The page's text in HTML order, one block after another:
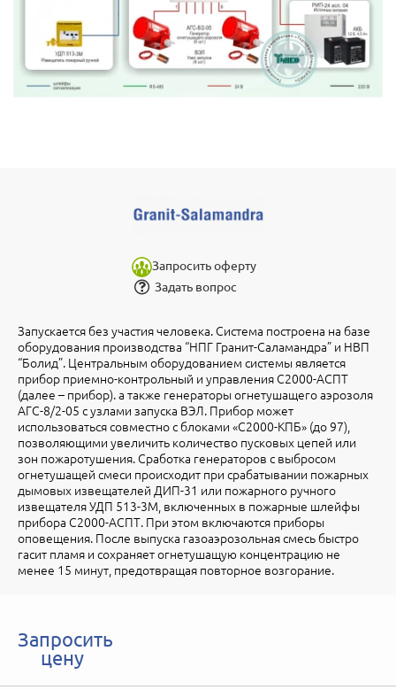
Запросить оферту
Задать вопрос
Запускается без участия человека. Система построена на базе
оборудования производства “НПГ Гранит-Саламандра” и НВП
“Болид”. Центральным оборудованием системы является
прибор приемно-контрольный и управления С2000-АСПТ
(далее – прибор). а также генераторы огнетушащего аэрозоля
АГС-8/2-05 с узлами запуска ВЭЛ. Прибор может
использоваться совместно с блоками «С2000-КПБ» (до 97),
позволяющими увеличить количество пусковых цепей или
зон пожаротушения. Сработка генераторов с выбросом
огнетушащей смеси происходит при срабатывании пожарных
дымовых извещателей ДИП-31 или пожарного ручного
извещателя УДП 513-3М, включенных в пожарные шлейфы
прибора С2000-АСПТ. При этом включаются приборы
оповещения. После выпуска газоаэрозольная смесь быстро
гасит пламя и сохраняет огнетушащую концентрацию не
менее 15 минут, предотвращая повторное возгорание.
Запросить
цену